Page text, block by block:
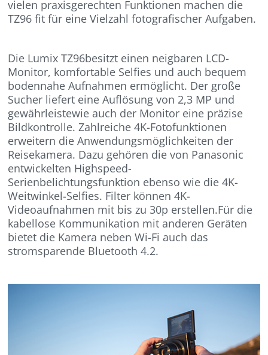
vielen praxisgerechten Funktionen machen die
TZ96 fit für eine Vielzahl fotografischer Aufgaben.
Die Lumix TZ96besitzt einen neigbaren LCD-
Monitor, komfortable Selfies und auch bequem
bodennahe Aufnahmen ermöglicht. Der große
Sucher liefert eine Auflösung von 2,3 MP und
gewährleistewie auch der Monitor eine präzise
Bildkontrolle. Zahlreiche 4K-Fotofunktionen
erweitern die Anwendungsmöglichkeiten der
Reisekamera. Dazu gehören die von Panasonic
entwickelten Highspeed-
Serienbelichtungsfunktion ebenso wie die 4K-
Weitwinkel-Selfies. Filter können 4K-
Videoaufnahmen mit bis zu 30p erstellen.Für die
kabellose Kommunikation mit anderen Geräten
bietet die Kamera neben Wi-Fi auch das
stromsparende Bluetooth 4.2.